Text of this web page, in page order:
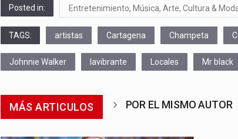
Posted in: Entretenimiento, Música, Arte, Cultura &
TAGS: artistas Cartagena Champeta
Johnnie Walker lavibrante Locales Mr black
MÁS ARTICULOS POR EL MISMO AUTOR